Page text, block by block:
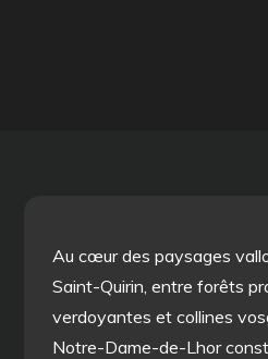
Au cœur des paysages
Saint-Quirin, entre forêts
verdoyantes et collines
Notre-Dame-de-Lhor